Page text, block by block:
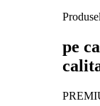
pe